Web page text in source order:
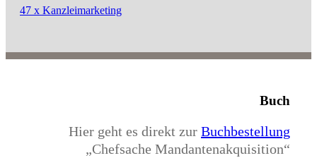
47 x Kanzleimarketing
Buch
Hier geht es direkt zur Buchbestellung
„Chefsache Mandantenakquisition“